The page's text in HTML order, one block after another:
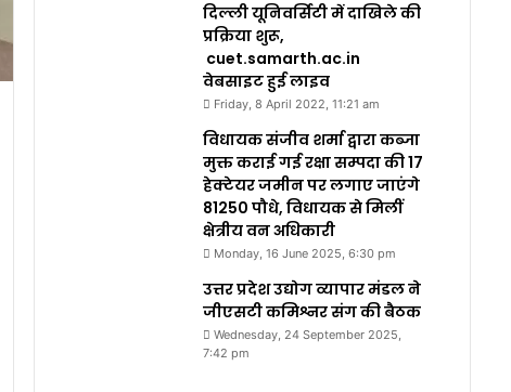
दिल्ली यूनिवर्सिटी में दाखिले की
प्रक्रिया शुरू,
cuet.samarth.ac.in
वेबसाइट हुई लाइव
Friday, 8 April 2022, 11:21 am
विधायक संजीव शर्मा द्वारा कब्जा
मुक्त कराई गई रक्षा सम्पदा की 17
हेक्टेयर जमीन पर लगाए जाएंगे
81250 पौधे, विधायक से मिलीं
क्षेत्रीय वन अधिकारी
Monday, 16 June 2025, 6:30 pm
उत्तर प्रदेश उद्योग व्यापार मंडल ने
जीएसटी कमिश्नर संग की बैठक
Wednesday, 24 September 2025,
7:42 pm